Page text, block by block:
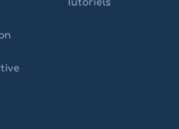
Tutoriels